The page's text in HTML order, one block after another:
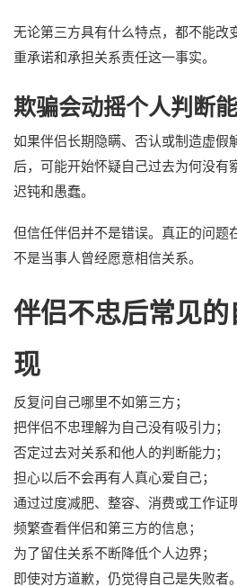
无论第三方具有什么特点，都不能改
重承诺和承担关系责任这一事实。
欺骗会动摇个人判断
如果伴侣长期隐瞒、否认或制造虚假
后，可能开始怀疑自己过去为何没有
迟钝和愚蠢。
但信任伴侣并不是错误。真正的问题
不是当事人曾经愿意相信关系。
伴侣不忠后常见
现
反复问自己哪里不如第三方；
把伴侣不忠理解为自己没有吸引力；
否定过去对关系和他人的判断能力；
担心以后不会再有人真心爱自己；
通过过度减肥、整容、消费或工作证
频繁查看伴侣和第三方的信息；
为了留住关系不断降低个人边界；
即使对方道歉，仍觉得自己是失败者。